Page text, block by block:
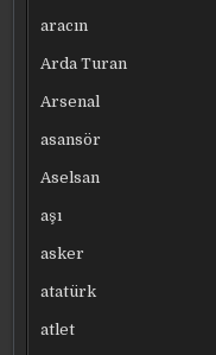
aracın
Arda Turan
Arsenal
asansör
Aselsan
aşı
asker
atatürk
atlet